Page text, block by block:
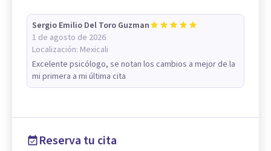
Sergio Emilio Del Toro Guzman
1 de agosto de 2026
Localización: Mexicali
Excelente psicólogo, se notan los cambios a mejor de la
mi primera a mi última cita
Reserva tu cita